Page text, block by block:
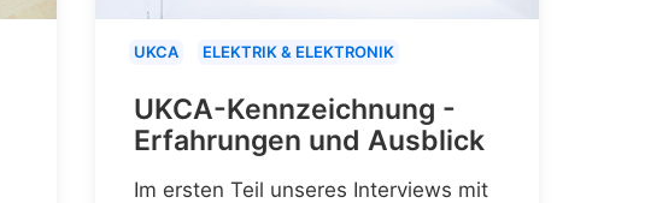
UKCA ELEKTRIK & ELEKTRONIK
UKCA-Kennzeichnung -
Erfahrungen und Ausblick
Im ersten Teil unseres Interviews mit